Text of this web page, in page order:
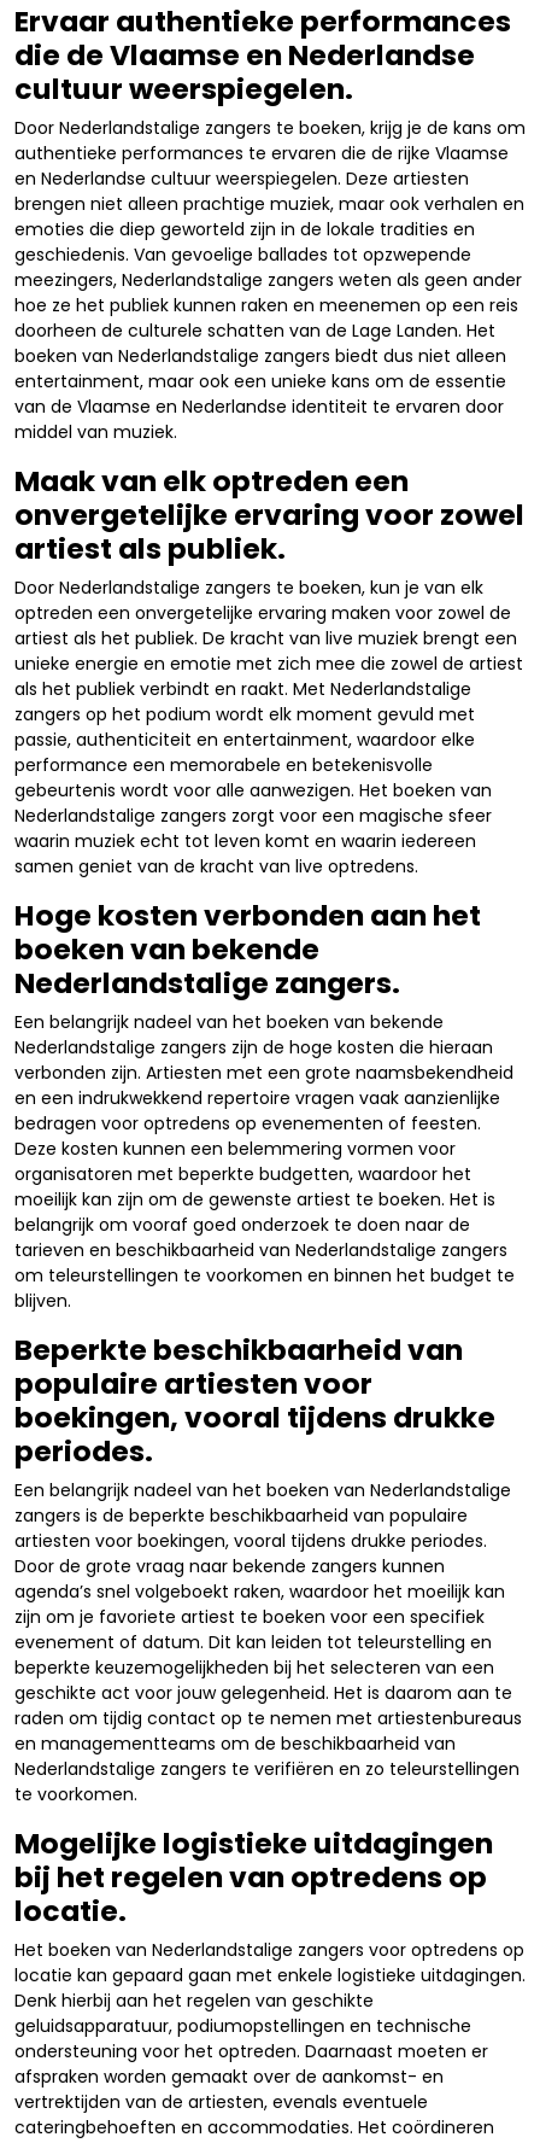
Ervaar authentieke performances
die de Vlaamse en Nederlandse
cultuur weerspiegelen.
Door Nederlandstalige zangers te boeken, krijg je de kans om
authentieke performances te ervaren die de rijke Vlaamse
en Nederlandse cultuur weerspiegelen. Deze artiesten
brengen niet alleen prachtige muziek, maar ook verhalen en
emoties die diep geworteld zijn in de lokale tradities en
geschiedenis. Van gevoelige ballades tot opzwepende
meezingers, Nederlandstalige zangers weten als geen ander
hoe ze het publiek kunnen raken en meenemen op een reis
doorheen de culturele schatten van de Lage Landen. Het
boeken van Nederlandstalige zangers biedt dus niet alleen
entertainment, maar ook een unieke kans om de essentie
van de Vlaamse en Nederlandse identiteit te ervaren door
middel van muziek.
Maak van elk optreden een
onvergetelijke ervaring voor zowel
artiest als publiek.
Door Nederlandstalige zangers te boeken, kun je van elk
optreden een onvergetelijke ervaring maken voor zowel de
artiest als het publiek. De kracht van live muziek brengt een
unieke energie en emotie met zich mee die zowel de artiest
als het publiek verbindt en raakt. Met Nederlandstalige
zangers op het podium wordt elk moment gevuld met
passie, authenticiteit en entertainment, waardoor elke
performance een memorabele en betekenisvolle
gebeurtenis wordt voor alle aanwezigen. Het boeken van
Nederlandstalige zangers zorgt voor een magische sfeer
waarin muziek echt tot leven komt en waarin iedereen
samen geniet van de kracht van live optredens.
Hoge kosten verbonden aan het
boeken van bekende
Nederlandstalige zangers.
Een belangrijk nadeel van het boeken van bekende
Nederlandstalige zangers zijn de hoge kosten die hieraan
verbonden zijn. Artiesten met een grote naamsbekendheid
en een indrukwekkend repertoire vragen vaak aanzienlijke
bedragen voor optredens op evenementen of feesten.
Deze kosten kunnen een belemmering vormen voor
organisatoren met beperkte budgetten, waardoor het
moeilijk kan zijn om de gewenste artiest te boeken. Het is
belangrijk om vooraf goed onderzoek te doen naar de
tarieven en beschikbaarheid van Nederlandstalige zangers
om teleurstellingen te voorkomen en binnen het budget te
blijven.
Beperkte beschikbaarheid van
populaire artiesten voor
boekingen, vooral tijdens drukke
periodes.
Een belangrijk nadeel van het boeken van Nederlandstalige
zangers is de beperkte beschikbaarheid van populaire
artiesten voor boekingen, vooral tijdens drukke periodes.
Door de grote vraag naar bekende zangers kunnen
agenda’s snel volgeboekt raken, waardoor het moeilijk kan
zijn om je favoriete artiest te boeken voor een specifiek
evenement of datum. Dit kan leiden tot teleurstelling en
beperkte keuzemogelijkheden bij het selecteren van een
geschikte act voor jouw gelegenheid. Het is daarom aan te
raden om tijdig contact op te nemen met artiestenbureaus
en managementteams om de beschikbaarheid van
Nederlandstalige zangers te verifiëren en zo teleurstellingen
te voorkomen.
Mogelijke logistieke uitdagingen
bij het regelen van optredens op
locatie.
Het boeken van Nederlandstalige zangers voor optredens op
locatie kan gepaard gaan met enkele logistieke uitdagingen.
Denk hierbij aan het regelen van geschikte
geluidsapparatuur, podiumopstellingen en technische
ondersteuning voor het optreden. Daarnaast moeten er
afspraken worden gemaakt over de aankomst- en
vertrektijden van de artiesten, evenals eventuele
cateringbehoeften en accommodaties. Het coördineren